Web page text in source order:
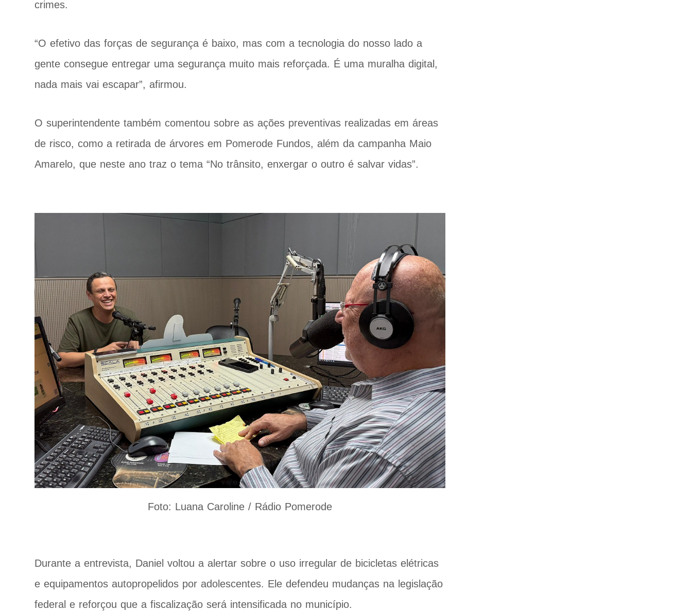
crimes.
“O efetivo das forças de segurança é baixo, mas com a tecnologia do nosso lado a
gente consegue entregar uma segurança muito mais reforçada. É uma muralha digital,
nada mais vai escapar”, afirmou.
O superintendente também comentou sobre as ações preventivas realizadas em áreas
de risco, como a retirada de árvores em Pomerode Fundos, além da campanha Maio
Amarelo, que neste ano traz o tema “No trânsito, enxergar o outro é salvar vidas”.
Foto: Luana Caroline / Rádio Pomerode
Durante a entrevista, Daniel voltou a alertar sobre o uso irregular de bicicletas elétricas
e equipamentos autopropelidos por adolescentes. Ele defendeu mudanças na legislação
federal e reforçou que a fiscalização será intensificada no município.